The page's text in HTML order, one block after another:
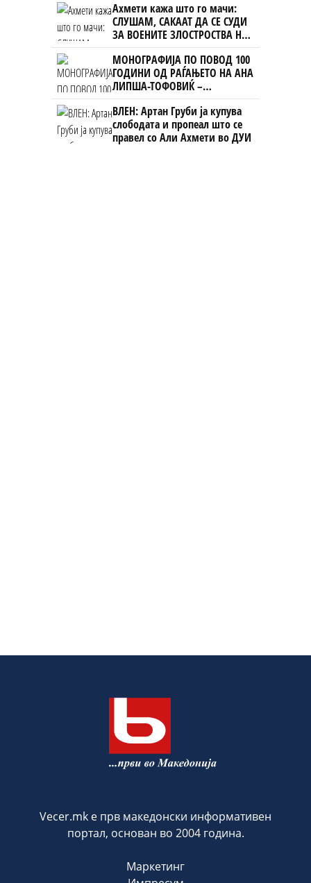
Ахмети кажа што го мачи:
СЛУШАМ, САКААТ ДА СЕ СУДИ
ЗА ВОЕНИТЕ ЗЛОСТРОСТВА НА
УЧК...
МОНОГРАФИЈА ПО ПОВОД 100
ГОДИНИ ОД РАЃАЊЕТО НА АНА
ЛИПША-ТОФОВИЌ –
уметницата која го започна
„Охридско лето“
ВЛЕН: Артан Груби ја купува
слободата и пропеал што се
правел со Али Ахмети во ДУИ
Vecer.mk е прв македонски информативен
портал, основан во 2004 година.
Маркетинг